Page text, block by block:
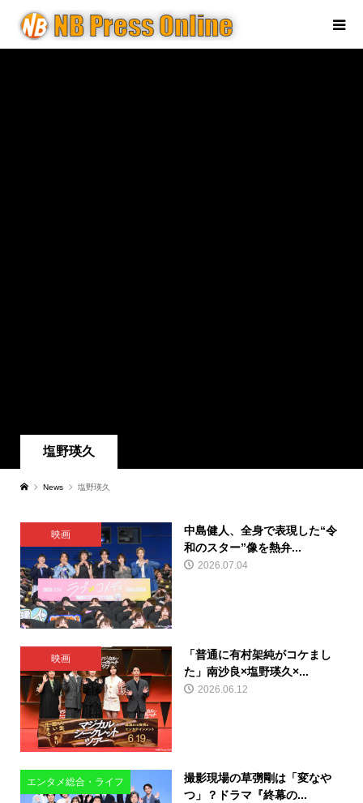
塩野瑛久
News 塩野瑛久
映画
中島健人、全身で表現した“令
和のスター”像を熱弁...
2026.07.04
映画
「普通に有村架純がコケまし
た」南沙良×塩野瑛久×...
2026.06.12
エンタメ総合・ライフ
撮影現場の草彅剛は「変なや
つ」？ドラマ『終幕の...